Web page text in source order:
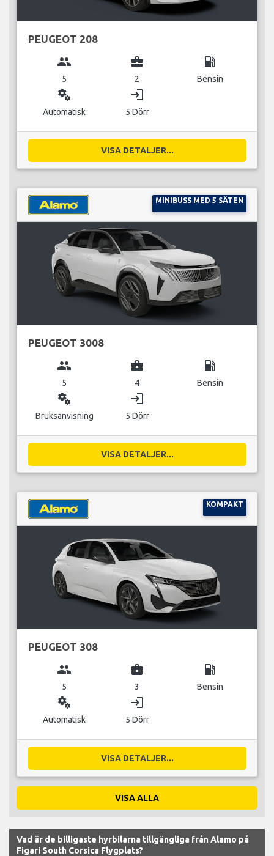
PEUGEOT 208
group
5
business_center
2
local_gas_station
Bensin
miscellaneous_services
Automatisk
login
5 Dörr
VISA DETALJER...
MINIBUSS MED 5 SÄTEN
PEUGEOT 3008
group
5
business_center
4
local_gas_station
Bensin
miscellaneous_services
Bruksanvisning
login
5 Dörr
VISA DETALJER...
KOMPAKT
PEUGEOT 308
group
5
business_center
3
local_gas_station
Bensin
miscellaneous_services
Automatisk
login
5 Dörr
VISA DETALJER...
VISA ALLA
Vad är de billigaste hyrbilarna tillgängliga från Alamo på
Figari South Corsica Flygplats?